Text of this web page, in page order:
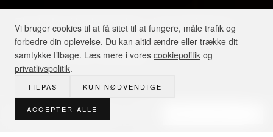
Et udvalg af badeværelser, vi har designet og
bygget for familier i hovedstadsområdet —
fotograferet efter aflevering.
SCROLL
Vi bruger cookies til at få sitet til at fungere, måle trafik og
forbedre din oplevelse. Du kan altid ændre eller trække dit
samtykke tilbage. Læs mere i vores cookiepolitik og
privatlivspolitik.
TILPAS KUN NØDVENDIGE
ACCEPTER ALLE
Designsparring · 3D fra 3.000 kr